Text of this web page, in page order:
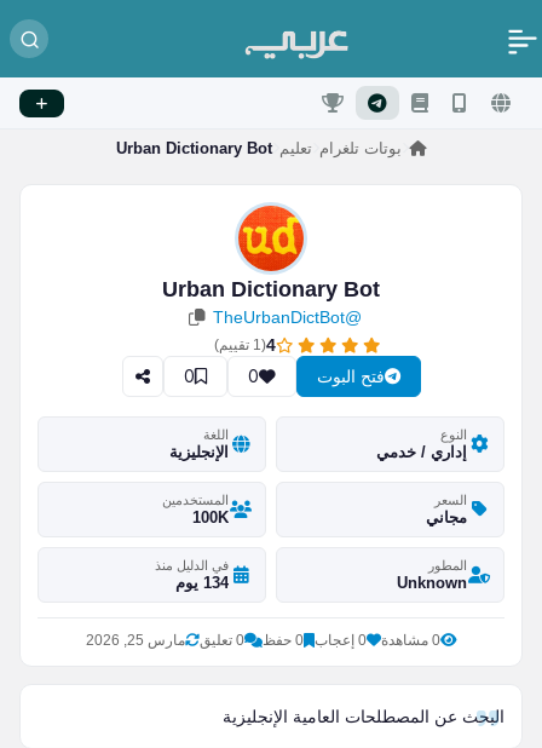
بوتات تلغرام تعليم Urban Dictionary Bot
Urban Dictionary Bot
@TheUrbanDictBot
4
(
1 تقييم)
فتح البوت 0
0
النوع
إداري / خدمي
اللغة
الإنجليزية
السعر
مجاني
المستخدمين
100K
المطور
Unknown
في الدليل منذ
134 يوم
0 مشاهدة 0 إعجاب 0 حفظ 0 تعليق مارس 25, 2026
البحث عن المصطلحات العامية الإنجليزية